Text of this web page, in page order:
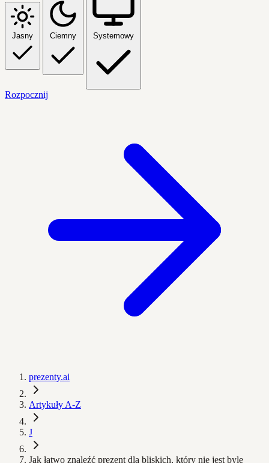
Jasny Ciemny Systemowy
Rozpocznij
prezenty.ai
Artykuły A-Z
J
Jak łatwo znaleźć prezent dla bliskich, który nie jest byle